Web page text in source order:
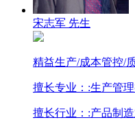
宋志军 先生
精益生产/成本管控/
擅长专业： :生产管
擅长行业： :产品制造